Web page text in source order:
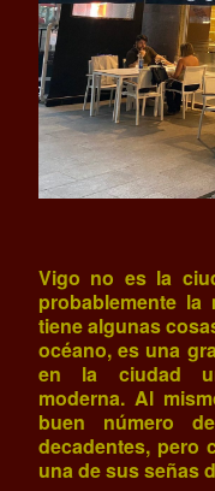
Vigo no es la
probablemente
tiene algunas
océano, es una
en la ciudad
moderna. Al
buen número
decadentes, pero
una de sus señas